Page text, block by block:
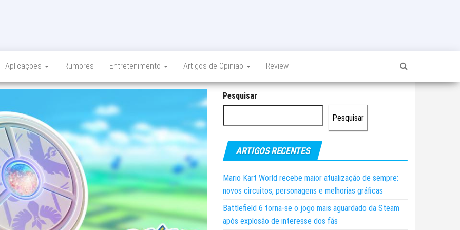
Aplicações Rumores Entretenimento Artigos de Opinião Review
Pesquisar
Pesquisar
ARTIGOS RECENTES
Mario Kart World recebe maior atualização de sempre:
novos circuitos, personagens e melhorias gráficas
Battlefield 6 torna-se o jogo mais aguardado da Steam
após explosão de interesse dos fãs